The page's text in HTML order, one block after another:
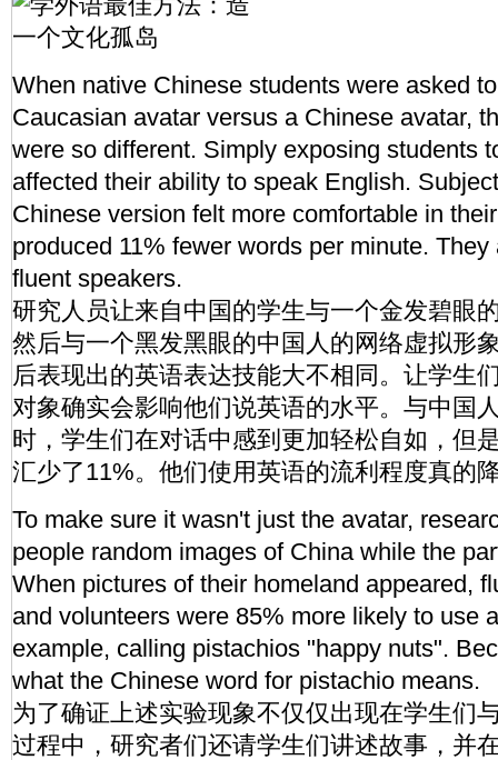
When native Chinese students were asked
Caucasian avatar versus a Chinese avatar,
were so different. Simply exposing students
affected their ability to speak English.
Chinese version felt more comfortable in
produced 11% fewer words per minute.
fluent speakers.
研究人员让来自中国的学生与一个金发碧眼
然后与一个黑发黑眼的中国人的网络虚拟形
后表现出的英语表达技能大不相同。让学生
对象确实会影响他们说英语的水平。与中国
时，学生们在对话中感到更加轻松自如，但
汇少了11%。他们使用英语的流利程度真的
To make sure it wasn't just the avatar,
people random images of China while the
When pictures of their homeland appeared,
and volunteers were 85% more likely to use
example, calling pistachios "happy nuts".
what the Chinese word for pistachio means.
为了确证上述实验现象不仅仅出现在学生们
过程中，研究者们还请学生们讲述故事，并